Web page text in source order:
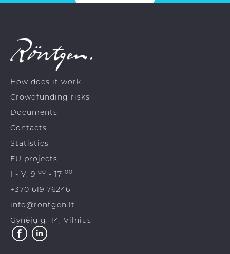
How does it work
Crowdfunding risks
Documents
Contacts
Statistics
EU projects
I - V, 9 00 - 17 00
+370 619 76246
info@rontgen.lt
Gynėjų g. 14, Vilnius